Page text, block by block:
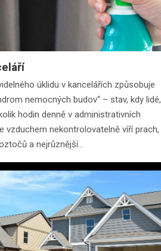
úklidu v kancelářích způsobuje
nemocných budov“ – stav, kdy lidé,
hodin denně v administrativních
vzduchem nekontrolovatelně víří prach,
a nejrůznější…